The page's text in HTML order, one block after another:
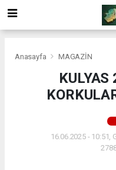
Anasayfa MAGAZİN
KULYAS
16.06.2025 - 10:51,